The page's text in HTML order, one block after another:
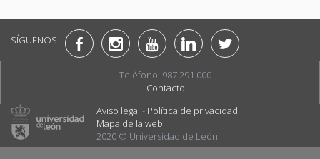
SÍGUENOS
Teléfono: 987 291 000
Contacto
Aviso legal - Política de privacidad
Mapa de la web
2020 © Universidad de León